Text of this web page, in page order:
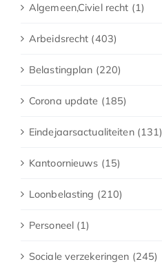
Algemeen,Civiel recht (1)
Arbeidsrecht (403)
Belastingplan (220)
Corona update (185)
Eindejaarsactualiteiten (131)
Kantoornieuws (15)
Loonbelasting (210)
Personeel (1)
Sociale verzekeringen (245)